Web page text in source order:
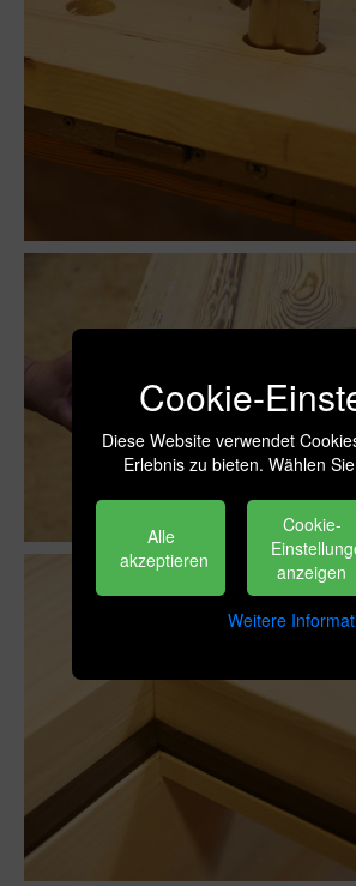
Cookie-
Diese Website verwendet
Erlebnis zu bieten. Wählen
Alle
akzeptieren
Cookie-
anzeigen
Weitere